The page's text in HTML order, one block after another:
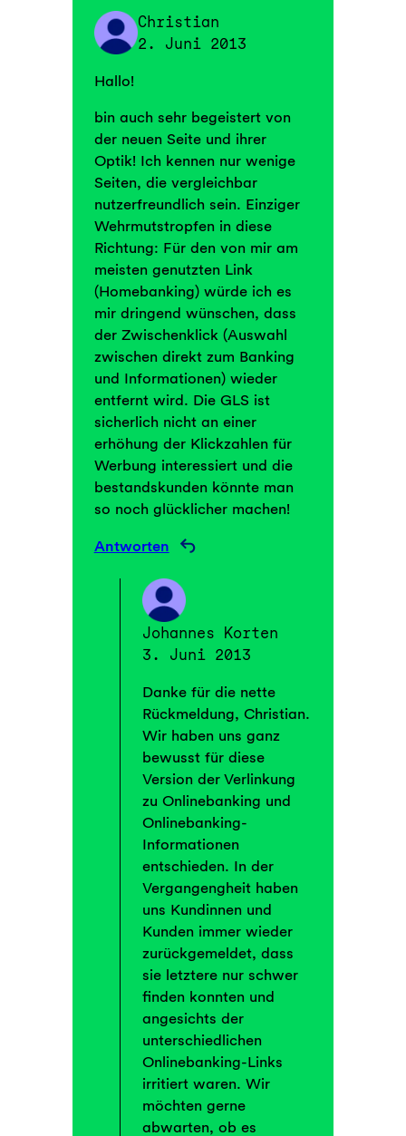
Christian
2. Juni 2013
Hallo!
bin auch sehr begeistert von
der neuen Seite und ihrer
Optik! Ich kennen nur wenige
Seiten, die vergleichbar
nutzerfreundlich sein. Einziger
Wehrmutstropfen in diese
Richtung: Für den von mir am
meisten genutzten Link
(Homebanking) würde ich es
mir dringend wünschen, dass
der Zwischenklick (Auswahl
zwischen direkt zum Banking
und Informationen) wieder
entfernt wird. Die GLS ist
sicherlich nicht an einer
erhöhung der Klickzahlen für
Werbung interessiert und die
bestandskunden könnte man
so noch glücklicher machen!
Antworten
Johannes Korten
3. Juni 2013
Danke für die nette
Rückmeldung, Christian.
Wir haben uns ganz
bewusst für diese
Version der Verlinkung
zu Onlinebanking und
Onlinebanking-
Informationen
entschieden. In der
Vergangengheit haben
uns Kundinnen und
Kunden immer wieder
zurückgemeldet, dass
sie letztere nur schwer
finden konnten und
angesichts der
unterschiedlichen
Onlinebanking-Links
irritiert waren. Wir
möchten gerne
abwarten, ob es